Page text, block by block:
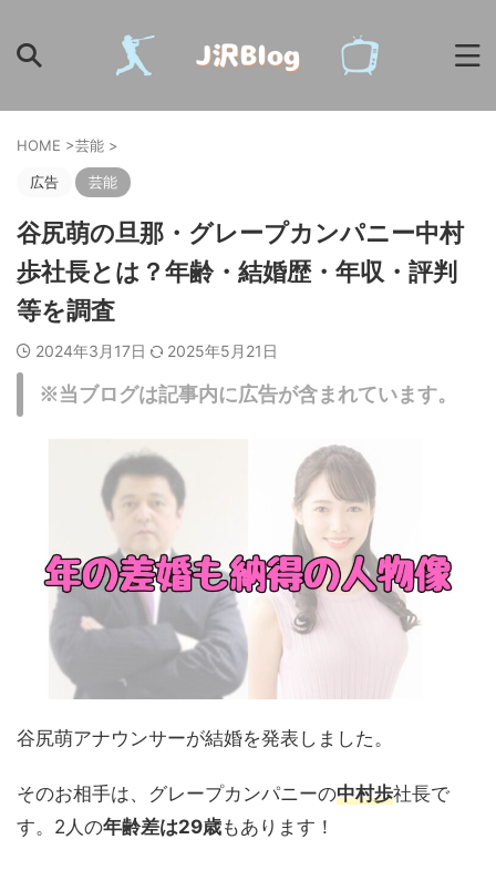
HOME >芸能 >
広告 芸能
谷尻萌の旦那・グレープカンパニー中村
歩社長とは？年齢・結婚歴・年収・評判
等を調査
2024年3月17日 2025年5月21日
※当ブログは記事内に広告が含まれています。
谷尻萌アナウンサーが結婚を発表しました。
そのお相手は、グレープカンパニーの中村歩社長で
す。2人の年齢差は29歳もあります！